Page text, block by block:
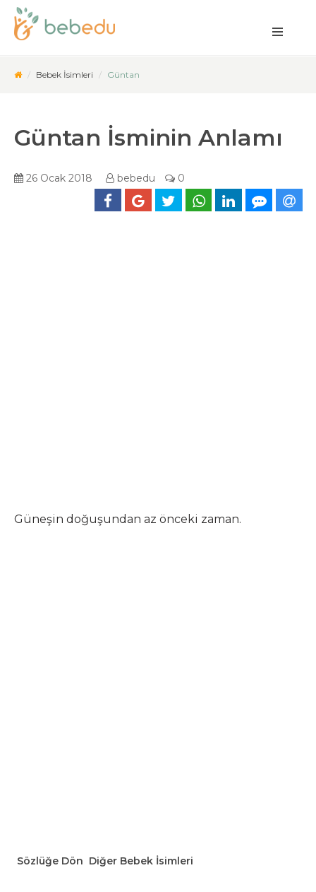
Bebek İsimleri Güntan
Güntan İsminin Anlamı
26 Ocak 2018 bebedu 0
Güneşin doğuşundan az önceki zaman.
Sözlüğe Dön Diğer Bebek İsimleri